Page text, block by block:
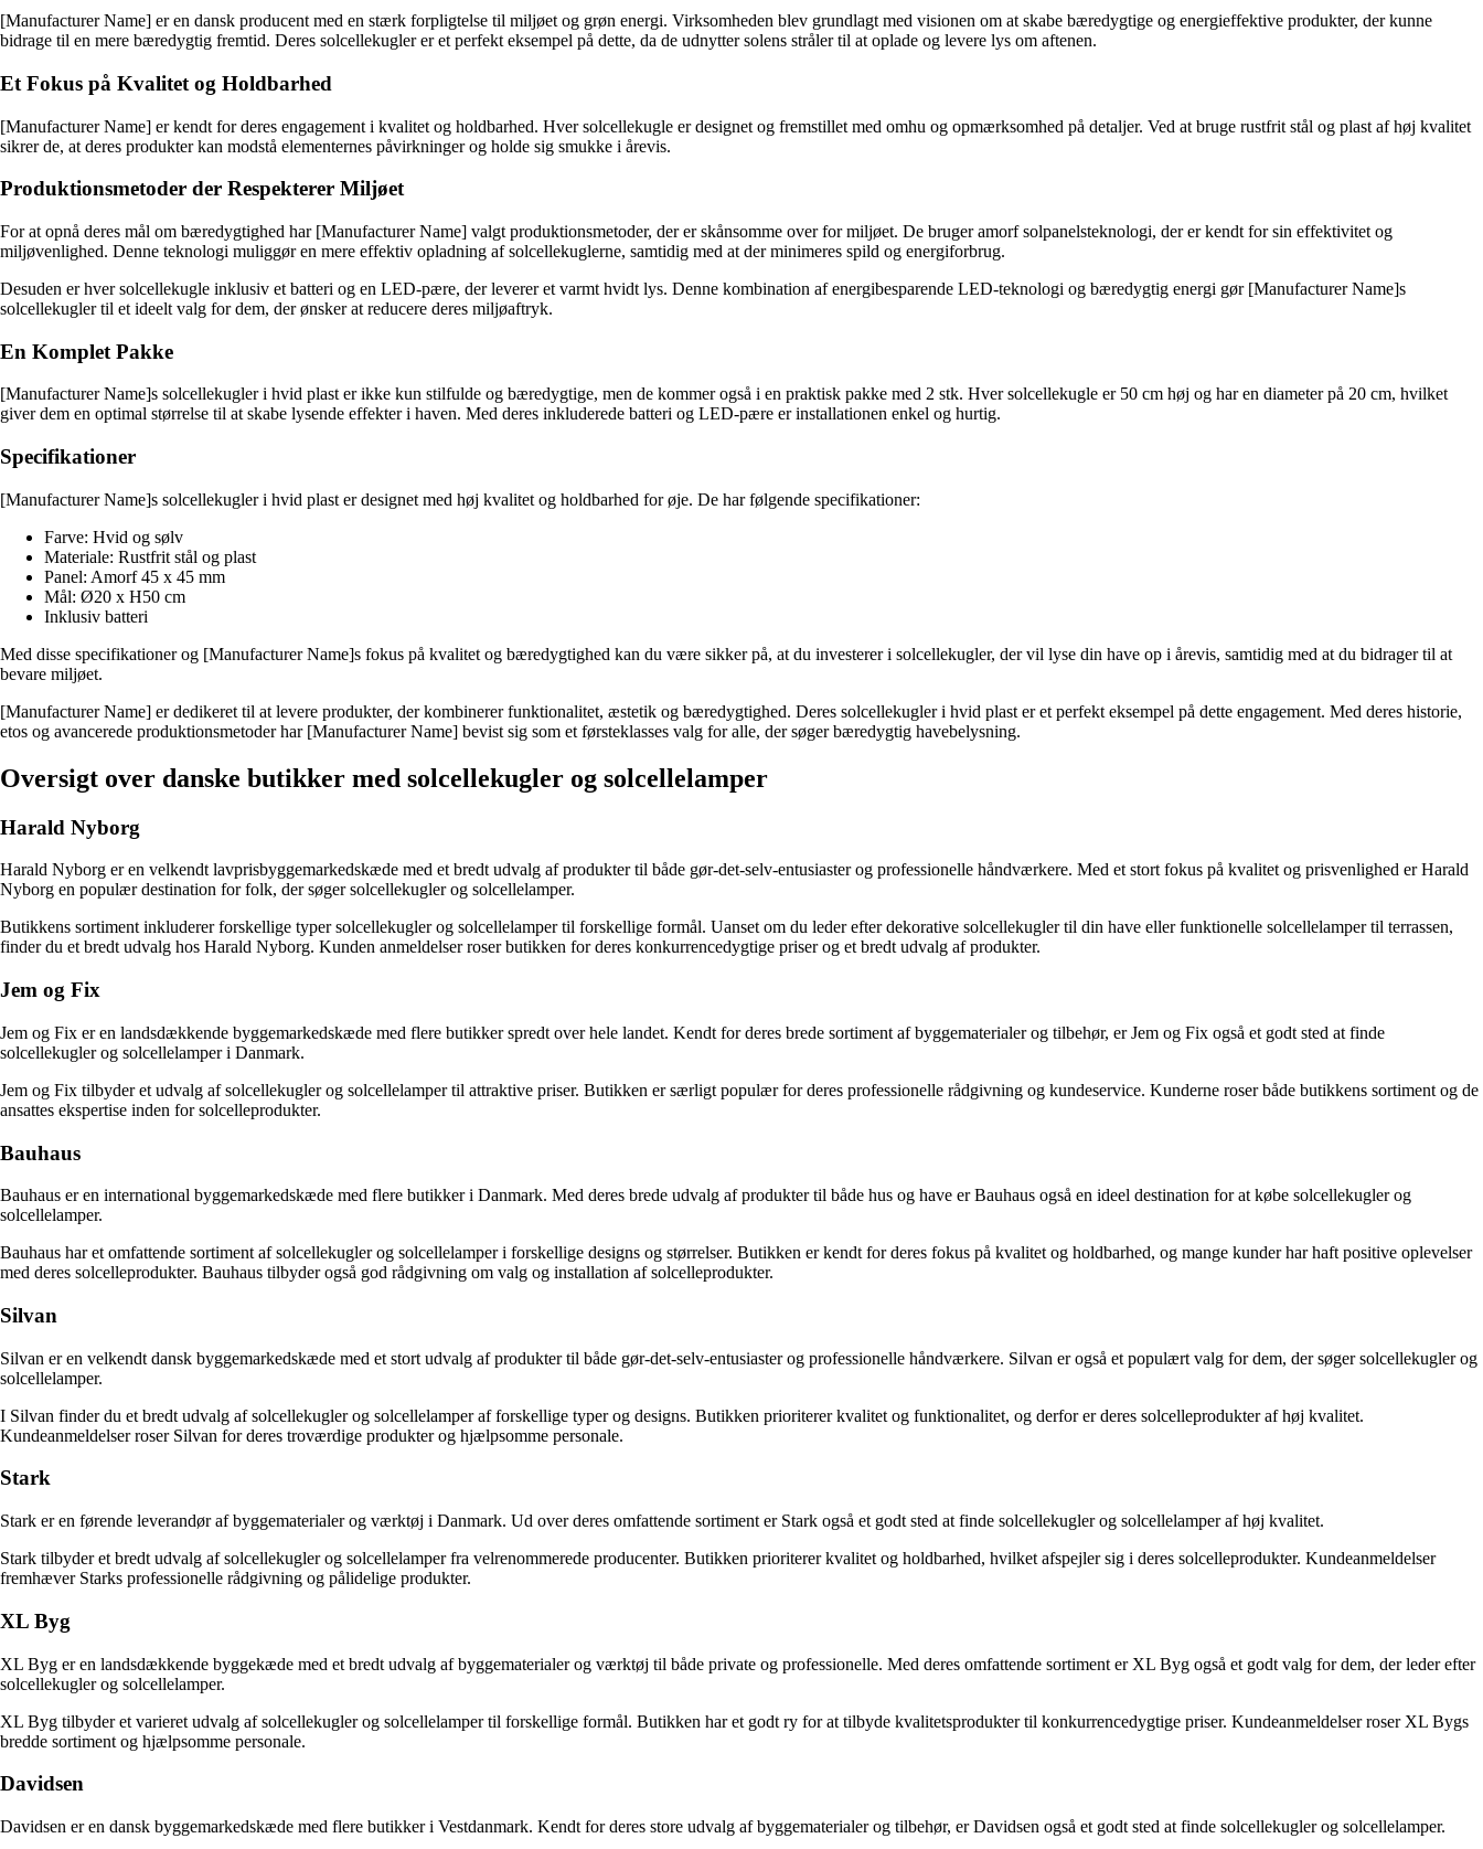
[Manufacturer Name] er en dansk producent med en stærk forpligtelse til miljøet og grøn energi. Virksomheden blev grundlagt med visionen om at skabe bæredygtige og energieffektive produkter, der kunne
bidrage til en mere bæredygtig fremtid. Deres solcellekugler er et perfekt eksempel på dette, da de udnytter solens stråler til at oplade og levere lys om aftenen.
Et Fokus på Kvalitet og Holdbarhed
[Manufacturer Name] er kendt for deres engagement i kvalitet og holdbarhed. Hver solcellekugle er designet og fremstillet med omhu og opmærksomhed på detaljer. Ved at bruge rustfrit stål og plast af høj kvalitet
sikrer de, at deres produkter kan modstå elementernes påvirkninger og holde sig smukke i årevis.
Produktionsmetoder der Respekterer Miljøet
For at opnå deres mål om bæredygtighed har [Manufacturer Name] valgt produktionsmetoder, der er skånsomme over for miljøet. De bruger amorf solpanelsteknologi, der er kendt for sin effektivitet og
miljøvenlighed. Denne teknologi muliggør en mere effektiv opladning af solcellekuglerne, samtidig med at der minimeres spild og energiforbrug.
Desuden er hver solcellekugle inklusiv et batteri og en LED-pære, der leverer et varmt hvidt lys. Denne kombination af energibesparende LED-teknologi og bæredygtig energi gør [Manufacturer Name]s
solcellekugler til et ideelt valg for dem, der ønsker at reducere deres miljøaftryk.
En Komplet Pakke
[Manufacturer Name]s solcellekugler i hvid plast er ikke kun stilfulde og bæredygtige, men de kommer også i en praktisk pakke med 2 stk. Hver solcellekugle er 50 cm høj og har en diameter på 20 cm, hvilket
giver dem en optimal størrelse til at skabe lysende effekter i haven. Med deres inkluderede batteri og LED-pære er installationen enkel og hurtig.
Specifikationer
[Manufacturer Name]s solcellekugler i hvid plast er designet med høj kvalitet og holdbarhed for øje. De har følgende specifikationer:
Farve: Hvid og sølv
Materiale: Rustfrit stål og plast
Panel: Amorf 45 x 45 mm
Mål: Ø20 x H50 cm
Inklusiv batteri
Med disse specifikationer og [Manufacturer Name]s fokus på kvalitet og bæredygtighed kan du være sikker på, at du investerer i solcellekugler, der vil lyse din have op i årevis, samtidig med at du bidrager til at
bevare miljøet.
[Manufacturer Name] er dedikeret til at levere produkter, der kombinerer funktionalitet, æstetik og bæredygtighed. Deres solcellekugler i hvid plast er et perfekt eksempel på dette engagement. Med deres historie,
etos og avancerede produktionsmetoder har [Manufacturer Name] bevist sig som et førsteklasses valg for alle, der søger bæredygtig havebelysning.
Oversigt over danske butikker med solcellekugler og solcellelamper
Harald Nyborg
Harald Nyborg er en velkendt lavprisbyggemarkedskæde med et bredt udvalg af produkter til både gør-det-selv-entusiaster og professionelle håndværkere. Med et stort fokus på kvalitet og prisvenlighed er Harald
Nyborg en populær destination for folk, der søger solcellekugler og solcellelamper.
Butikkens sortiment inkluderer forskellige typer solcellekugler og solcellelamper til forskellige formål. Uanset om du leder efter dekorative solcellekugler til din have eller funktionelle solcellelamper til terrassen,
finder du et bredt udvalg hos Harald Nyborg. Kunden anmeldelser roser butikken for deres konkurrencedygtige priser og et bredt udvalg af produkter.
Jem og Fix
Jem og Fix er en landsdækkende byggemarkedskæde med flere butikker spredt over hele landet. Kendt for deres brede sortiment af byggematerialer og tilbehør, er Jem og Fix også et godt sted at finde
solcellekugler og solcellelamper i Danmark.
Jem og Fix tilbyder et udvalg af solcellekugler og solcellelamper til attraktive priser. Butikken er særligt populær for deres professionelle rådgivning og kundeservice. Kunderne roser både butikkens sortiment og de
ansattes ekspertise inden for solcelleprodukter.
Bauhaus
Bauhaus er en international byggemarkedskæde med flere butikker i Danmark. Med deres brede udvalg af produkter til både hus og have er Bauhaus også en ideel destination for at købe solcellekugler og
solcellelamper.
Bauhaus har et omfattende sortiment af solcellekugler og solcellelamper i forskellige designs og størrelser. Butikken er kendt for deres fokus på kvalitet og holdbarhed, og mange kunder har haft positive oplevelser
med deres solcelleprodukter. Bauhaus tilbyder også god rådgivning om valg og installation af solcelleprodukter.
Silvan
Silvan er en velkendt dansk byggemarkedskæde med et stort udvalg af produkter til både gør-det-selv-entusiaster og professionelle håndværkere. Silvan er også et populært valg for dem, der søger solcellekugler og
solcellelamper.
I Silvan finder du et bredt udvalg af solcellekugler og solcellelamper af forskellige typer og designs. Butikken prioriterer kvalitet og funktionalitet, og derfor er deres solcelleprodukter af høj kvalitet.
Kundeanmeldelser roser Silvan for deres troværdige produkter og hjælpsomme personale.
Stark
Stark er en førende leverandør af byggematerialer og værktøj i Danmark. Ud over deres omfattende sortiment er Stark også et godt sted at finde solcellekugler og solcellelamper af høj kvalitet.
Stark tilbyder et bredt udvalg af solcellekugler og solcellelamper fra velrenommerede producenter. Butikken prioriterer kvalitet og holdbarhed, hvilket afspejler sig i deres solcelleprodukter. Kundeanmeldelser
fremhæver Starks professionelle rådgivning og pålidelige produkter.
XL Byg
XL Byg er en landsdækkende byggekæde med et bredt udvalg af byggematerialer og værktøj til både private og professionelle. Med deres omfattende sortiment er XL Byg også et godt valg for dem, der leder efter
solcellekugler og solcellelamper.
XL Byg tilbyder et varieret udvalg af solcellekugler og solcellelamper til forskellige formål. Butikken har et godt ry for at tilbyde kvalitetsprodukter til konkurrencedygtige priser. Kundeanmeldelser roser XL Bygs
bredde sortiment og hjælpsomme personale.
Davidsen
Davidsen er en dansk byggemarkedskæde med flere butikker i Vestdanmark. Kendt for deres store udvalg af byggematerialer og tilbehør, er Davidsen også et godt sted at finde solcellekugler og solcellelamper.